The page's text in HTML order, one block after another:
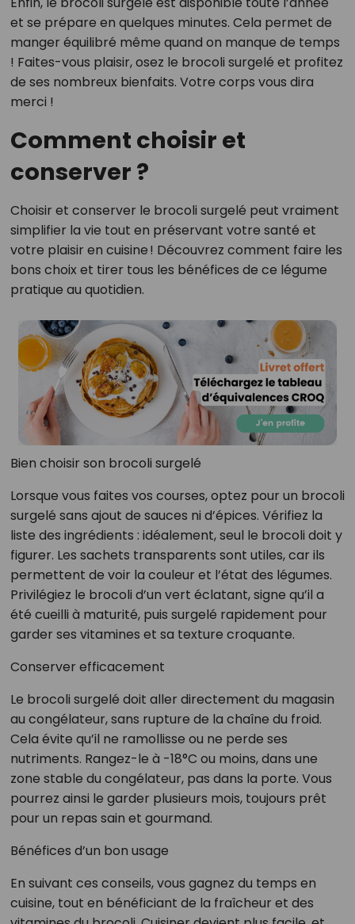
et se prépare en quelques minutes. Cela permet de
manger équilibré même quand on manque de temps
! Faites-vous plaisir, osez le brocoli surgelé et profitez
de ses nombreux bienfaits. Votre corps vous dira
merci !
Comment choisir et
conserver ?
Choisir et conserver le brocoli surgelé peut vraiment
simplifier la vie tout en préservant votre santé et
votre plaisir en cuisine ! Découvrez comment faire les
bons choix et tirer tous les bénéfices de ce légume
pratique au quotidien.
Bien choisir son brocoli surgelé
Lorsque vous faites vos courses, optez pour un brocoli
surgelé sans ajout de sauces ni d’épices. Vérifiez la
liste des ingrédients : idéalement, seul le brocoli doit y
figurer. Les sachets transparents sont utiles, car ils
permettent de voir la couleur et l’état des légumes.
Privilégiez le brocoli d’un vert éclatant, signe qu’il a
été cueilli à maturité, puis surgelé rapidement pour
garder ses vitamines et sa texture croquante.
Conserver efficacement
Le brocoli surgelé doit aller directement du magasin
au congélateur, sans rupture de la chaîne du froid.
Cela évite qu’il ne ramollisse ou ne perde ses
nutriments. Rangez-le à -18°C ou moins, dans une
zone stable du congélateur, pas dans la porte. Vous
pourrez ainsi le garder plusieurs mois, toujours prêt
pour un repas sain et gourmand.
Bénéfices d’un bon usage
En suivant ces conseils, vous gagnez du temps en
cuisine, tout en bénéficiant de la fraîcheur et des